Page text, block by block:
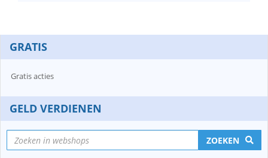
GRATIS
Gratis acties
GELD VERDIENEN
ZOEKEN